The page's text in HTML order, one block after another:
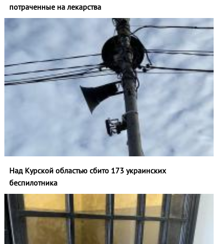
потраченные на лекарства
Над Курской областью сбито 173 украинских
беспилотника